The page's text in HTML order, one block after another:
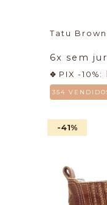
Tatu Brown
6x sem
PIX -10%:
354
-41%